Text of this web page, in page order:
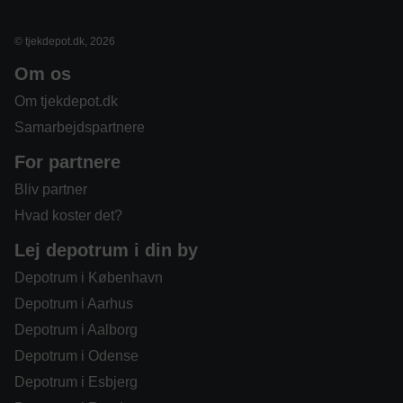
© tjekdepot.dk, 2026
Om os
Om tjekdepot.dk
Samarbejdspartnere
For partnere
Bliv partner
Hvad koster det?
Lej depotrum i din by
Depotrum i København
Depotrum i Aarhus
Depotrum i Aalborg
Depotrum i Odense
Depotrum i Esbjerg